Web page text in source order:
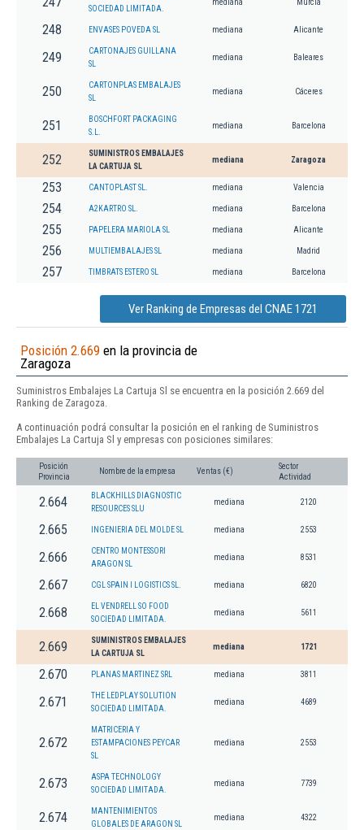
SOCIEDAD LIMITADA.
mediana Murcia
248 ENVASES POVEDA SL mediana Alicante
249
CARTONAJES GUILLANA
SL
mediana Baleares
250
CARTONPLAS EMBALAJES
SL
mediana Cáceres
251
BOSCHFORT PACKAGING
S.L.
mediana Barcelona
252
SUMINISTROS EMBALAJES
LA CARTUJA SL
mediana Zaragoza
253 CANTOPLAST SL. mediana Valencia
254 A2KARTRO SL. mediana Barcelona
255 PAPELERA MARIOLA SL mediana Alicante
256 MULTIEMBALAJES SL mediana Madrid
257 TIMBRATS ESTERO SL mediana Barcelona
Ver Ranking de Empresas del CNAE 1721
Posición 2.669 en la provincia de
Zaragoza
Suministros Embalajes La Cartuja Sl se encuentra en la posición 2.669 del
Ranking de Zaragoza.
A continuación podrá consultar la posición en el ranking de Suministros
Embalajes La Cartuja Sl y empresas con posiciones similares:
Posición
Provincia
Nombre de la empresa Ventas (€)
Sector
Actividad
2.664
BLACKHILLS DIAGNOSTIC
RESOURCES SLU
mediana 2120
2.665 INGENIERIA DEL MOLDE SL mediana 2553
2.666
CENTRO MONTESSORI
ARAGON SL
mediana 8531
2.667 CGL SPAIN I LOGISTICS SL. mediana 6820
2.668
EL VENDRELL SO FOOD
SOCIEDAD LIMITADA.
mediana 5611
2.669
SUMINISTROS EMBALAJES
LA CARTUJA SL
mediana 1721
2.670 PLANAS MARTINEZ SRL mediana 3811
2.671
THE LEDPLAY SOLUTION
SOCIEDAD LIMITADA.
mediana 4689
2.672
MATRICERIA Y
ESTAMPACIONES PEYCAR
SL
mediana 2553
2.673
ASPA TECHNOLOGY
SOCIEDAD LIMITADA.
mediana 7739
2.674
MANTENIMIENTOS
GLOBALES DE ARAGON SL
mediana 4322